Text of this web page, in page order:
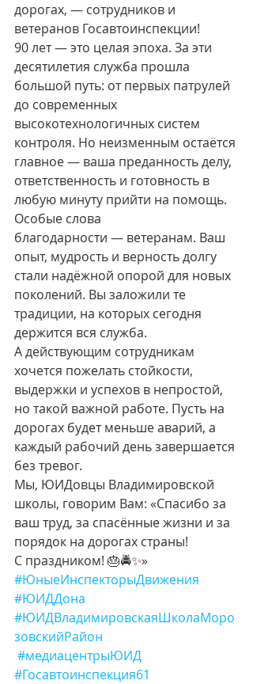
дорогах, — сотрудников и
ветеранов Госавтоинспекции!
90 лет — это целая эпоха. За эти
десятилетия служба прошла
большой путь: от первых патрулей
до современных
высокотехнологичных систем
контроля. Но неизменным остаётся
главное — ваша преданность делу,
ответственность и готовность в
любую минуту прийти на помощь.
Особые слова
благодарности — ветеранам. Ваш
опыт, мудрость и верность долгу
стали надёжной опорой для новых
поколений. Вы заложили те
традиции, на которых сегодня
держится вся служба.
А действующим сотрудникам
хочется пожелать стойкости,
выдержки и успехов в непростой,
но такой важной работе. Пусть на
дорогах будет меньше аварий, а
каждый рабочий день завершается
без тревог.
Мы, ЮИДовцы Владимировской
школы, говорим Вам: «Спасибо за
ваш труд, за спасённые жизни и за
порядок на дорогах страны!
С праздником! 🎂🚔✨»
#ЮныеИнспекторыДвижения
#ЮИДДона
#ЮИДВладимировскаяШколаМоро
зовскийРайон
#медиацентрыЮИД
#Госавтоинспекция61